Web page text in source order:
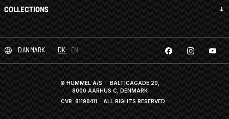
COLLECTIONS
DANMARK DK EN
© HUMMEL A/S · BALTICAGADE 20,
8000 AARHUS C, DENMARK
CVR: 81198411· ALL RIGHTS RESERVED